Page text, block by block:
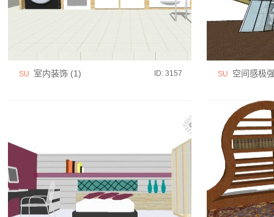
SU 室内装饰 (1) ID: 3157 SU 空间感极